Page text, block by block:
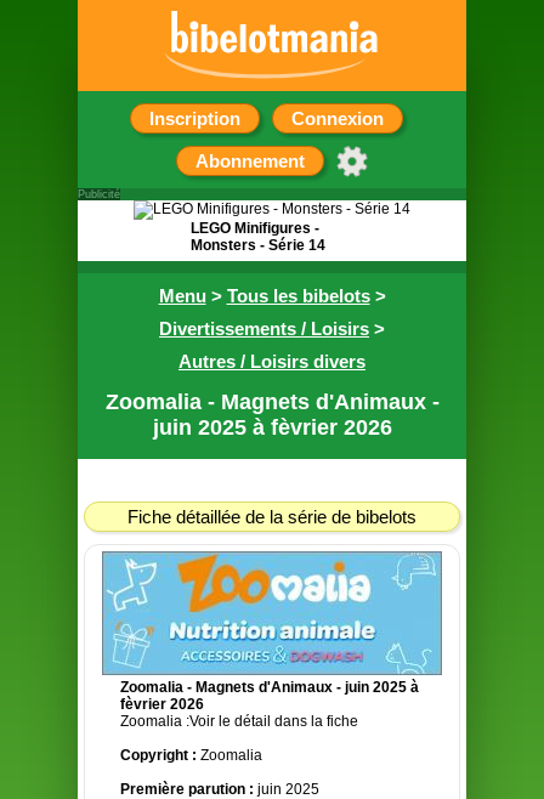
Inscription Connexion
Abonnement
Menu> Tous les bibelots>
Divertissements / Loisirs >
Autres / Loisirs divers
Zoomalia - Magnets d'Animaux -
juin 2025 à fèvrier 2026
Fiche détaillée de la série de bibelots
Zoomalia - Magnets d'Animaux - juin 2025 à
fèvrier 2026
Zoomalia :Voir le détail dans la fiche
Copyright : Zoomalia
Première parution : juin 2025
Publicité
LEGO Minifigures -
Monsters - Série 14
contenant une figurine